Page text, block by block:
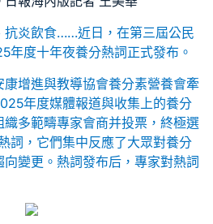
抗炎飲食……近日，在第三屆公民
年度十年夜養分熱詞正式發布。
康增進與教導協會養分素營養會牽
年度媒體報道與收集上的養分
多範疇專家會商并投票，終極選
詞，它們集中反應了大眾對養分
變更。熱詞發布后，專家對熱詞